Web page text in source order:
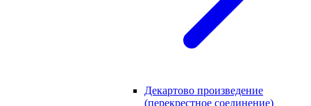
Декартово произведение
(перекрестное соединение)